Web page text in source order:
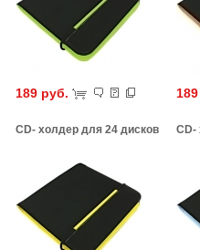
189 руб.
CD- холдер для 24 дисков CD-